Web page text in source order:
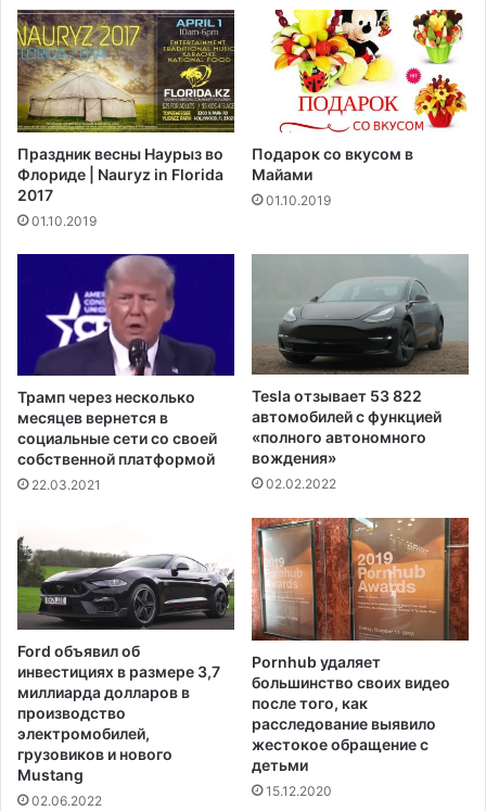
к
и
н
а
п
о
с
о
б
и
б
о
т
е
н
а
п
о
ш
о
й
н
е
р
к
с
к
о
г
о
у
н
и
в
е
т
а
п
о
з
а
л
о
ч
о
в
о
з
д
Праздник весны Наурыз во
Флориде | Nauryz in Florida
2017
01.10.2019
Подарок со вкусом в
Майами
01.10.2019
Трамп через несколько
месяцев вернется в
социальные сети со своей
собственной платформой
22.03.2021
Tesla отзывает 53 822
автомобилей с функцией
«полного автономного
вождения»
02.02.2022
Ford объявил об
инвестициях в размере 3,7
миллиарда долларов в
производство
электромобилей,
грузовиков и нового
Mustang
02.06.2022
Pornhub удаляет
большинство своих видео
после того, как
расследование выявило
жестокое обращение с
детьми
15.12.2020